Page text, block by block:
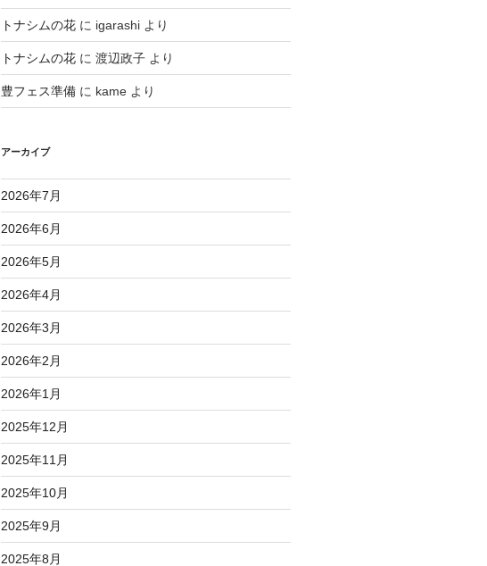
トナシムの花に igarashiより
トナシムの花に 渡辺政子より
豊フェス準備に kameより
アーカイブ
2026年7月
2026年6月
2026年5月
2026年4月
2026年3月
2026年2月
2026年1月
2025年12月
2025年11月
2025年10月
2025年9月
2025年8月